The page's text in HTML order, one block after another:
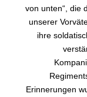
von unten“, die
unserer
ihre
Erinnerungen